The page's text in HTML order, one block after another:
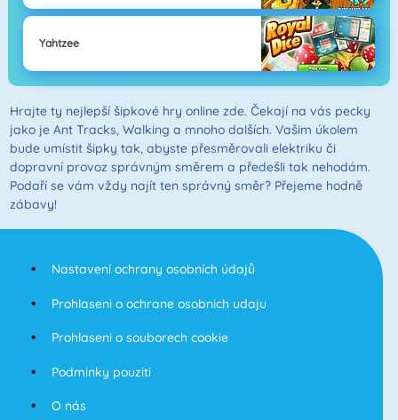
Yahtzee
Hrajte ty nejlepší šipkové hry online zde. Čekají na vás pecky
jako je Ant Tracks, Walking a mnoho dalších. Vašim úkolem
bude umístit šipky tak, abyste přesměrovali elektriku či
dopravní provoz správným směrem a předešli tak nehodám.
Podaří se vám vždy najít ten správný směr? Přejeme hodně
zábavy!
Nastavení ochrany osobních údajů
Prohlaseni o ochrane osobnich udaju
Prohlaseni o souborech cookie
Podminky pouziti
O nás